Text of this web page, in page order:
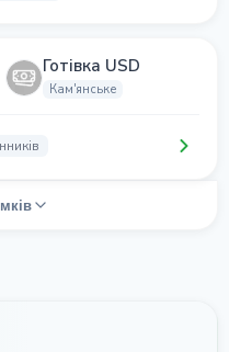
Готівка USD
Кам'янське